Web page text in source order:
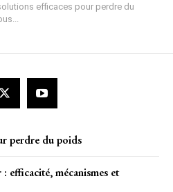
efficaces pour perdre du
perdre du poids
mécanismes et